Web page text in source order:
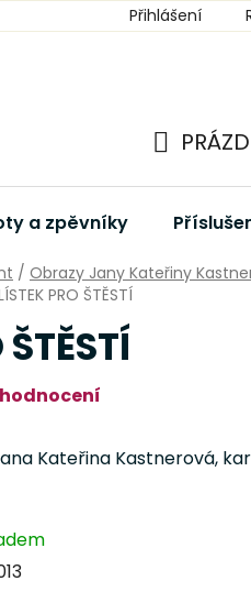
Přihlášení
KOŠÍK
a zpěvníky
/ Obrazy Jany Kateřiny
PRO ŠTĚSTÍ
Kateřina Kastnerová,